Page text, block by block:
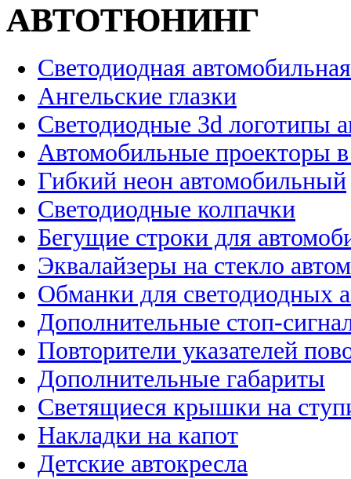
АВТОТЮНИНГ
Светодиодная
Ангельские глазки
Светодиодные 3d логотипы
Автомобильные проекторы
Гибкий неон автомобильный
Светодиодные колпачки
Бегущие строки для
Эквалайзеры на стекло
Обманки для светодиодных
Дополнительные стоп-
Повторители указателей
Дополнительные габариты
Светящиеся крышки на
Накладки на капот
Детские автокресла